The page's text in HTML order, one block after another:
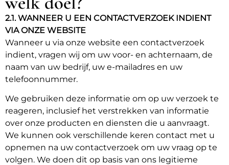
2.1. WANNEER U EEN CONTACTVERZOEK INDIENT
VIA ONZE WEBSITE
Wanneer u via onze website een contactverzoek
indient, vragen wij om uw voor- en achternaam, de
naam van uw bedrijf, uw e-mailadres en uw
telefoonnummer.
We gebruiken deze informatie om op uw verzoek te
reageren, inclusief het verstrekken van informatie
over onze producten en diensten die u aanvraagt.
We kunnen ook verschillende keren contact met u
opnemen na uw contactverzoek om uw vraag op te
volgen. We doen dit op basis van ons legitieme